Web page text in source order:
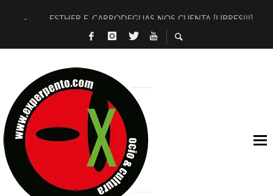
ESTHER F. CARRODEGUAS NOS CUENTA [LIBRES!!!]
[TERRA DE GUAPES] DE SANDRA MONFORT
TIMBRE 4, LA ESCUELA DEL DIRECTOR TEATRAL CLAUDIO
30 AÑOS (NO ES NADA) DE LA KATARSIS DEL TOMATAZO
MILITARES JUDÍAS EN #EXVITA
D’BALDOMEROS REINVENTAN [BITÁCORA 3.0] EN EXVITA
MARSHALL FLASH PRESENTA EN EXVITA [RELATIVA